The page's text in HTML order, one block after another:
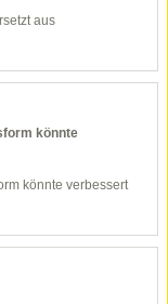
aus
könnte
könnte verbessert